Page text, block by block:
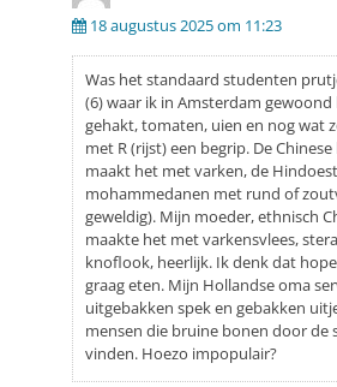
18 augustus 2025 om 11:23
Was het standaard studenten
(6) waar ik in Amsterdam
gehakt, tomaten, uien en nog wat
met R (rijst) een begrip. De
maakt het met varken, de
mohammedanen met rund of
geweldig). Mijn moeder, ethnisch
maakte het met varkensvlees,
knoflook, heerlijk. Ik denk dat
graag eten. Mijn Hollandse oma
uitgebakken spek en gebakken
mensen die bruine bonen door de
vinden. Hoezo impopulair?